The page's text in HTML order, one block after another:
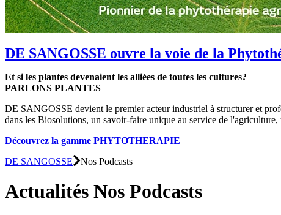
DE SANGOSSE ouvre la voie de la
Et si les plantes devenaient les alliées de toutes les cultures?
PARLONS PLANTES
DE SANGOSSE devient le premier acteur industriel à structurer et
dans les Biosolutions, un savoir-faire unique au service de
Découvrez la gamme PHYTOTHERAPIE
DE SANGOSSE
Nos Podcasts
Actualités Nos Podcasts